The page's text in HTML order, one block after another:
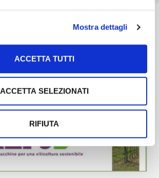
Mostra dettagli
ACCETTA TUTTI
ACCETTA SELEZIONATI
RIFIUTA